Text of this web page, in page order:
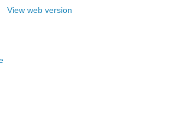
View web version